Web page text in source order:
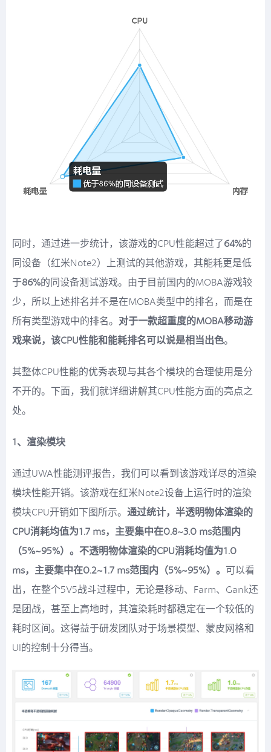
同时，通过进一步统计，该游戏的CPU性能超过了64%的
同设备（红米Note2）上测试的其他游戏，其能耗更是低
于86%的同设备测试游戏。由于目前国内的MOBA游戏较
少，所以上述排名并不是在MOBA类型中的排名，而是在
所有类型游戏中的排名。 对于一款超重度的MOBA移动游
戏来说，该CPU性能和能耗排名可以说是相当出色。
其整体CPU性能的优秀表现与其各个模块的合理使用是分
不开的。下面，我们就详细讲解其CPU性能方面的亮点之
处。
1、渲染模块
通过UWA性能测评报告，我们可以看到该游戏详尽的渲染
模块性能开销。该游戏在红米Note2设备上运行时的渲染
模块CPU开销如下图所示。 通过统计，半透明物体渲染的
CPU消耗均值为1.7 ms，主要集中在0.8~3.0 ms范围内
（5%~95%）。不透明物体渲染的CPU消耗均值为1.0
ms，主要集中在0.2~1.7 ms范围内（5%~95%）。 可以看
出，在整个5V5战斗过程中，无论是移动、Farm、Gank还
是团战，甚至上高地时，其渲染耗时都稳定在一个较低的
耗时区间。这得益于研发团队对于场景模型、蒙皮网格和
UI的控制十分得当。